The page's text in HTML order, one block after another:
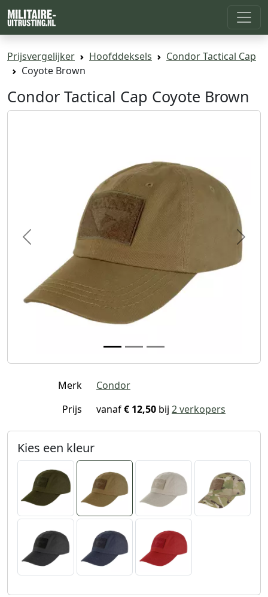
Prijsvergelijker Hoofddeksels
Condor Tactical Cap
Coyote Brown
Condor Tactical Cap Coyote Brown
Previous Next
Merk
Condor
Prijs
vanaf€ 12,50 bij 2 verkopers
Kies een kleur